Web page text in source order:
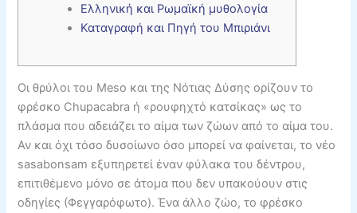
Ελληνική και Ρωμαϊκή μυθολογία
Καταγραφή και Πηγή του Μπιριάνι
Οι θρύλοι του Meso και της Νότιας Δύσης ορίζουν το
φρέσκο ​​Chupacabra ή «ρουφηχτό κατσίκας» ως το
πλάσμα που αδειάζει το αίμα των ζώων από το αίμα του.
Αν και όχι τόσο δυσοίωνο όσο μπορεί να φαίνεται, το νέο
sasabonsam εξυπηρετεί έναν φύλακα του δέντρου,
επιτιθέμενο μόνο σε άτομα που δεν υπακούουν στις
οδηγίες (Φεγγαρόφωτο). Ένα άλλο ζώο, το φρέσκο ​​